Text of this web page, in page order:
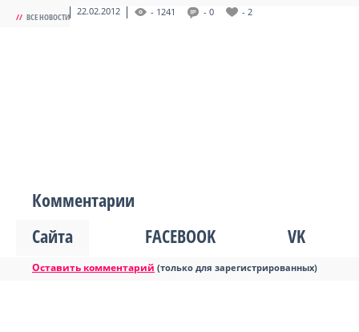
// ВСЕ НОВОСТИ 22.02.2012 - 1241 - 0 - 2
Комментарии
Сайта
FACEBOOK VK
Оставить комментарий (только для зарегистрированных)